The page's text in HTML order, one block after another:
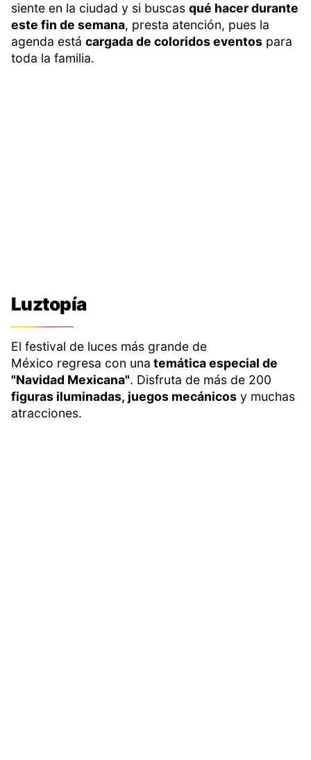
siente en la ciudad y si buscas qué hacer durante
este fin de semana, presta atención, pues la
agenda está cargada de coloridos eventos para
toda la familia.
Luztopía
El festival de luces más grande de
México regresa con una temática especial de
"Navidad Mexicana". Disfruta de más de 200
figuras iluminadas, juegos mecánicos y muchas
atracciones.